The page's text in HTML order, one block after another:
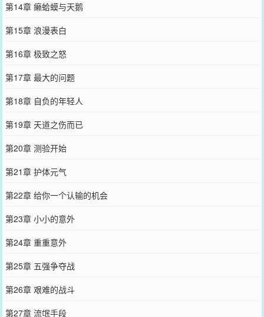
第14章 癞蛤蟆与天鹅
第15章 浪漫表白
第16章 极致之怒
第17章 最大的问题
第18章 自负的年轻人
第19章 天道之伤而已
第20章 测验开始
第21章 护体元气
第22章 给你一个认输的机会
第23章 小小的意外
第24章 重重意外
第25章 五强争夺战
第26章 艰难的战斗
第27章 流氓手段